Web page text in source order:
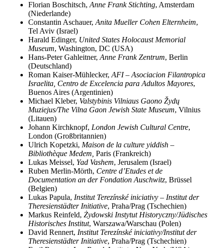
Florian Boschitsch, Anne Frank Stichting, Amsterdam
(Niederlande)
Constantin Aschauer, Anita Mueller Cohen Elternheim,
Tel Aviv (Israel)
Harald Edinger, United States Holocaust Memorial
Museum, Washington, DC (USA)
Hans-Peter Gahleitner, Anne Frank Zentrum, Berlin
(Deutschland)
Roman Kaiser-Mühlecker, AFI – Asociacion Filantropica
Israelita, Centro de Excelencia para Adultos Mayores,
Buenos Aires (Argentinien)
Michael Kleber, Valstybinis Vilniaus Gaono Žydų
Muziejus/The Vilna Gaon Jewish State Museum, Vilnius
(Litauen)
Johann Kirchknopf, London Jewish Cultural Centre,
London (Großbritannien)
Ulrich Kopetzki, Maison de la culture yiddish –
Bibliothèque Medem, Paris (Frankreich)
Lukas Meissel, Yad Vashem, Jerusalem (Israel)
Ruben Merlin-Mörth, Centre d’Etudes et de
Documentation an der Fondation Auschwitz, Brüssel
(Belgien)
Lukas Papula, Institut Terezínské iniciativy – Institut der
Theresienstädter Initiative, Praha/Prag (Tschechien)
Markus Reinfeld, Żydowski Instytut Historyczny/Jüdisches
Historisches Institut, Warszawa/Warschau (Polen)
David Rennert, Institut Terezínské iniciativy/Institut der
Theresienstädter Initiative, Praha/Prag (Tschechien)